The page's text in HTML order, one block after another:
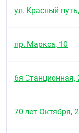
(кг) / 72 х
ул. Красный
пр. Маркса, 10
6я Станционная,
70 лет Октября,